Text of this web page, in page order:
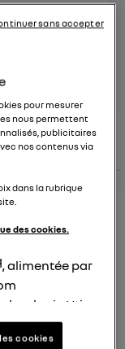
voir tous les
conseils
d'une
pour mesurer
nous permettent
publicitaires
nos contenus via
dans la rubrique
des cookies.
, alimentée par
Utiq
décrites
et liées à
cookies
sans accepter